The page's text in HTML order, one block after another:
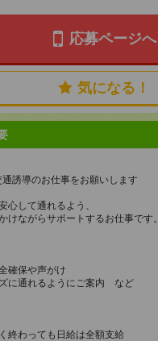
応募ページへ
気になる！
誘導のお仕事をお願いします
心して通れるよう、
けながらサポートするお仕事です。
確保や声がけ
ズに通れるようにご案内 など
終わっても日給は全額支給